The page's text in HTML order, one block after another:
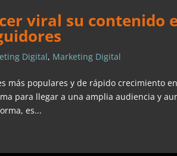
viral su contenido
Digital, Marketing Digital
más populares y de rápido crecimiento
para llegar a una amplia audiencia y
es...